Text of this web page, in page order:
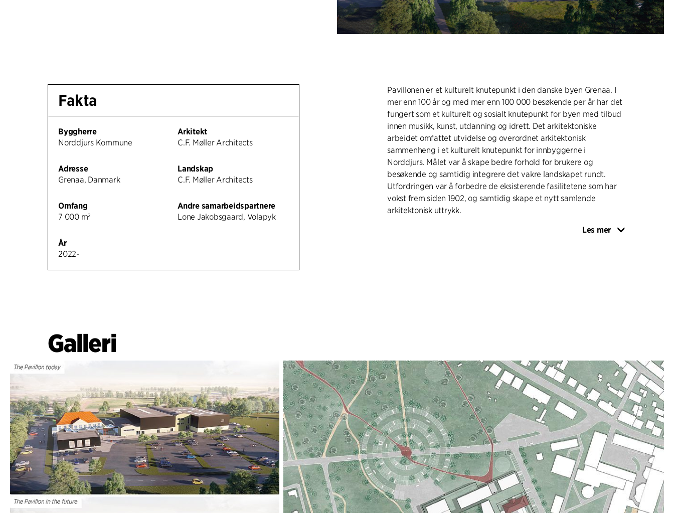
Fakta
Byggherre
Norddjurs Kommune
Adresse
Grenaa, Danmark
Omfang
7 000 m²
År
2022-
Arkitekt
C.F. Møller Architects
Landskap
C.F. Møller Architects
Andre samarbeidspartnere
Lone Jakobsgaard, Volapyk
Pavillonen er et kulturelt knutepunkt i den danske byen Grenaa. I
mer enn 100 år og med mer enn 100 000 besøkende per år har det
fungert som et kulturelt og sosialt knutepunkt for byen med tilbud
innen musikk, kunst, utdanning og idrett. Det arkitektoniske
arbeidet omfattet utvidelse og overordnet arkitektonisk
sammenheng i et kulturelt knutepunkt for innbyggerne i
Norddjurs. Målet var å skape bedre forhold for brukere og
besøkende og samtidig integrere det vakre landskapet rundt.
Utfordringen var å forbedre de eksisterende fasilitetene som har
vokst frem siden 1902, og samtidig skape et nytt samlende
arkitektonisk uttrykk.
Den arkitektoniske løsningen besto av tre deler. For det første ble
landskapet, har bidratt vesentlig til dette. Kafeen lokker
forbipasserende til å bli værende og forlenge kulturopplevelsen.
Et nytt utstillingslokale for kunst har også utvidet mulighetene for
å vise ulike former for kunst.
Prosjektet ble utformet med et sterkt fokus på å skape sosiale
fellesskap, gjenbruk og optimalisering av energi i eksisterende
bygninger og valg av lavkarbonmaterialer. Paviljongen støtter
FNs 17 mål for bærekraftig utvikling, og forventningen er å oppnå
en DGNB Gold-sertifisering. Bygningen ble klimasikret i tråd med
de overordnede målene som er fastsatt av Norddjurs kommune.
Les mer
Galleri